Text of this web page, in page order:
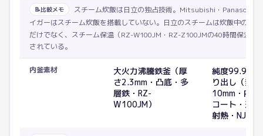
📝比較メモ
スチーム炊飯は日立の独占技術。Mitsubishi・Panasonic
イガーはスチーム炊飯を搭載していない。日立のスチームは炊飯中の高
だけでなく、スチーム保温（RZ-W100JM・RZ-Z100JMの40時間保温）
されている。
内釜素材
大火力沸騰鉄釜（厚
さ2.3mm・凸底・多
層鉄・RZ-
W100JM）
純度99.9%
り出し（釜
10mm・内面
コート・遠
射熱・NJ-